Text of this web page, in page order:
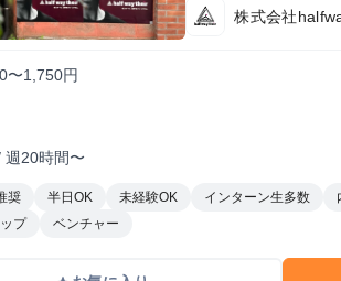
株式会社
〜1,750円
週20時間〜
奨 半日OK 未経験OK インターン生多数
プ
ベンチャー